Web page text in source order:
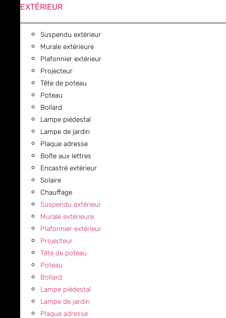
EXTÉRIEUR
Suspendu extérieur
Murale extérieure
Plafonnier extérieur
Projecteur
Tête de poteau
Poteau
Bollard
Lampe piédestal
Lampe de jardin
Plaque adresse
Boîte aux lettres
Encastré extérieur
Solaire
Chauffage
Suspendu extérieur
Murale extérieure
Plafonnier extérieur
Projecteur
Tête de poteau
Poteau
Bollard
Lampe piédestal
Lampe de jardin
Plaque adresse